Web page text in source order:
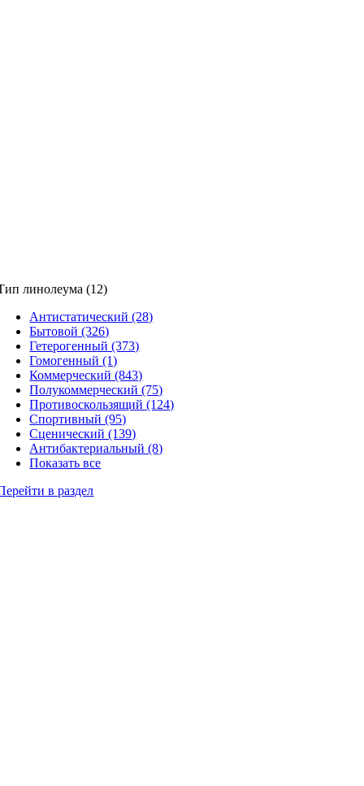
линолеума (12)
Антистатический (28)
Бытовой (326)
Гетерогенный (373)
Гомогенный (1)
Коммерческий (843)
Полукоммерческий (75)
Противоскользящий (124)
Спортивный (95)
Сценический (139)
Антибактериальный (8)
Показать все
в раздел